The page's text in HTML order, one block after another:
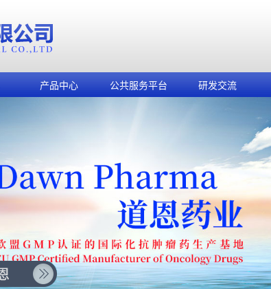
产品中心 公共服务平台 研发交流